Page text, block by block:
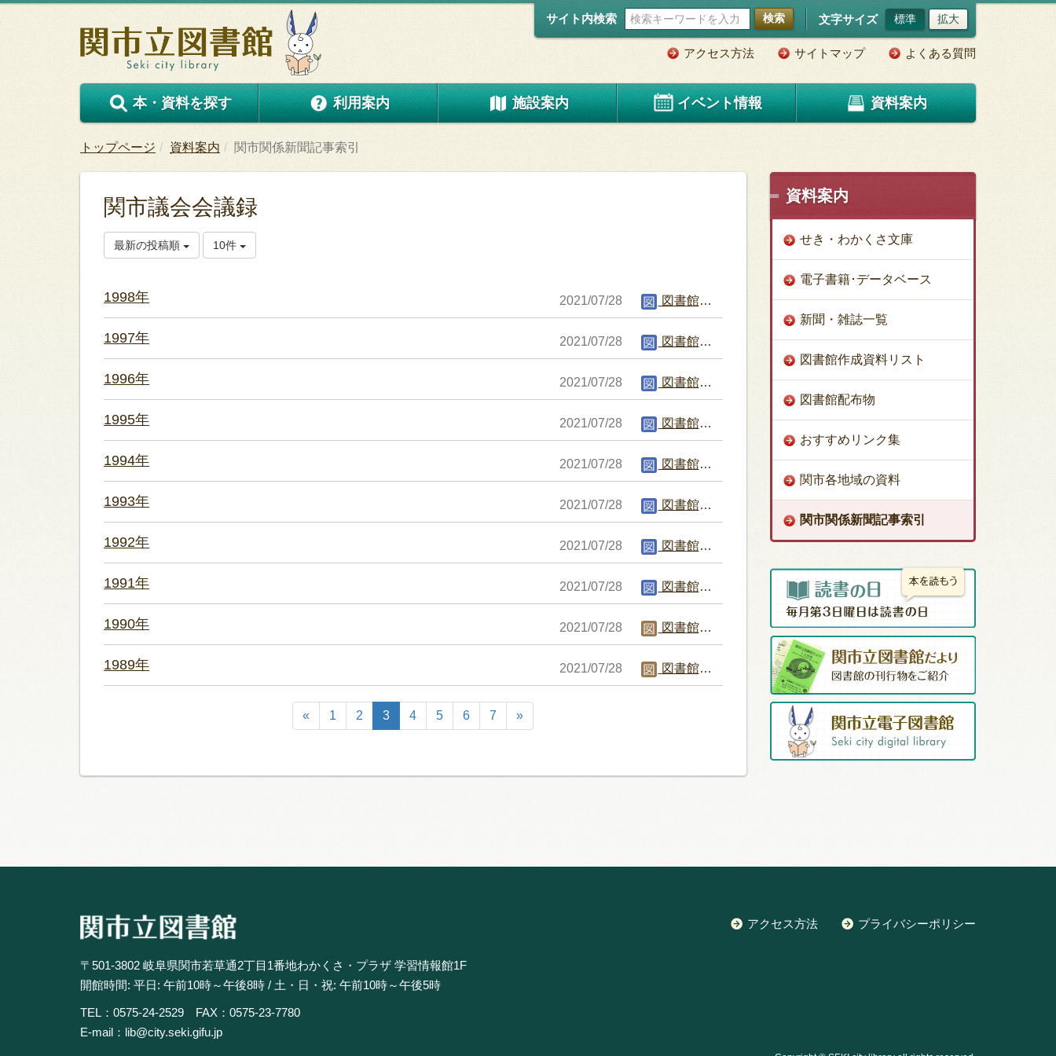
サイト内検索 検索 文字サイズ 標準 拡大
アクセス方法 サイトマップ よくある質問
本・資料を探す 利用案内 施設案内 イベント情報 資料案内
トップページ 資料案内 関市関係新聞記事索引
関市議会会議録
最新の投稿順 10件
1998年 2021/07/28 図書館編集者
1997年 2021/07/28 図書館編集者
1996年 2021/07/28 図書館編集者
1995年 2021/07/28 図書館編集者
1994年 2021/07/28 図書館編集者
1993年 2021/07/28 図書館編集者
1992年 2021/07/28 図書館編集者
1991年 2021/07/28 図書館編集者
1990年 2021/07/28 図書館職員C
1989年 2021/07/28 図書館職員C
« 1 2 3 4 5 6 7 »
資料案内
せき・わかくさ文庫
電子書籍･データベース
新聞・雑誌一覧
図書館作成資料リスト
図書館配布物
おすすめリンク集
関市各地域の資料
関市関係新聞記事索引
〒501-3802 岐阜県関市若草通2丁目1番地わかくさ・プラザ 学習情報館1F
開館時間: 平日: 午前10時～午後8時 / 土・日・祝: 午前10時～午後5時
TEL：0575-24-2529 FAX：0575-23-7780
E-mail：lib@city.seki.gifu.jp
アクセス方法 プライバシーポリシー